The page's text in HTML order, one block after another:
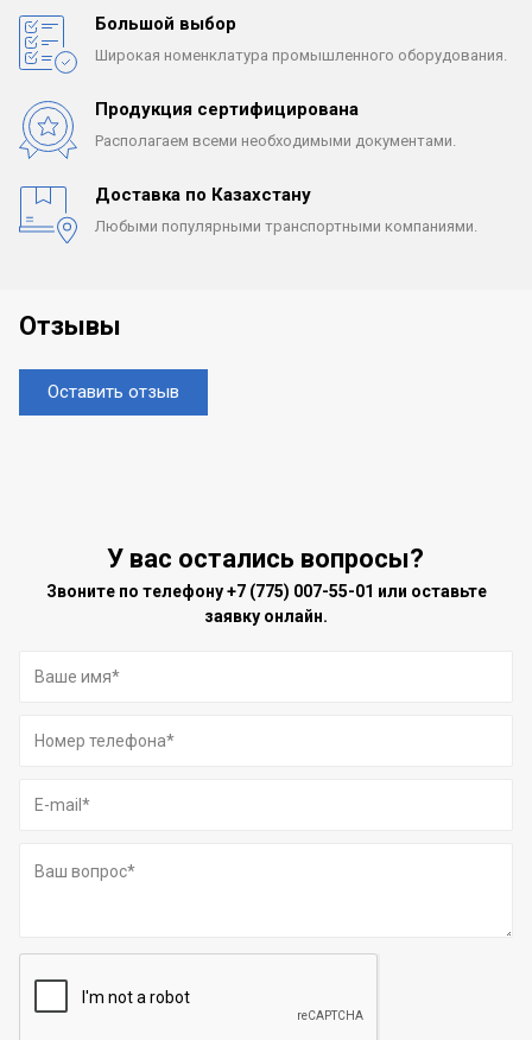
Большой выбор
Широкая номенклатура промышленного оборудования.
Продукция сертифицирована
Располагаем всеми необходимыми документами.
Доставка по Казахстану
Любыми популярными транспортными компаниями.
Отзывы
Оставить отзыв
У вас остались вопросы?
Звоните по телефону+7 (775) 007-55-01 или оставьте
заявку онлайн.